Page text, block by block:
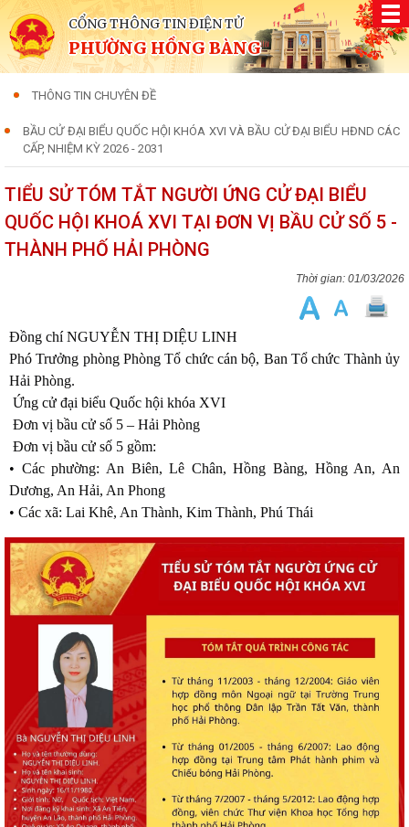
CỔNG THÔNG TIN ĐIỆN TỬ
PHƯỜNG HỒNG BÀNG
THÔNG TIN CHUYÊN ĐỀ
BẦU CỬ ĐẠI BIỂU QUỐC HỘI KHÓA XVI VÀ BẦU CỬ ĐẠI BIỂU HĐND CÁC
CẤP, NHIỆM KỲ 2026 - 2031
TIỂU SỬ TÓM TẮT NGƯỜI ỨNG CỬ ĐẠI BIỂU
QUỐC HỘI KHOÁ XVI TẠI ĐƠN VỊ BẦU CỬ SỐ 5 -
THÀNH PHỐ HẢI PHÒNG
01/03/2026
Đồng chí NGUYỄN THỊ DIỆU LINH
Phó Trưởng phòng Phòng Tổ chức cán bộ, Ban Tổ chức Thành ủy
Hải Phòng.
Ứng cử đại biểu Quốc hội khóa XVI
Đơn vị bầu cử số 5 – Hải Phòng
Đơn vị bầu cử số 5 gồm:
• Các phường: An Biên, Lê Chân, Hồng Bàng, Hồng An, An
Dương, An Hải, An Phong
• Các xã: Lai Khê, An Thành, Kim Thành, Phú Thái